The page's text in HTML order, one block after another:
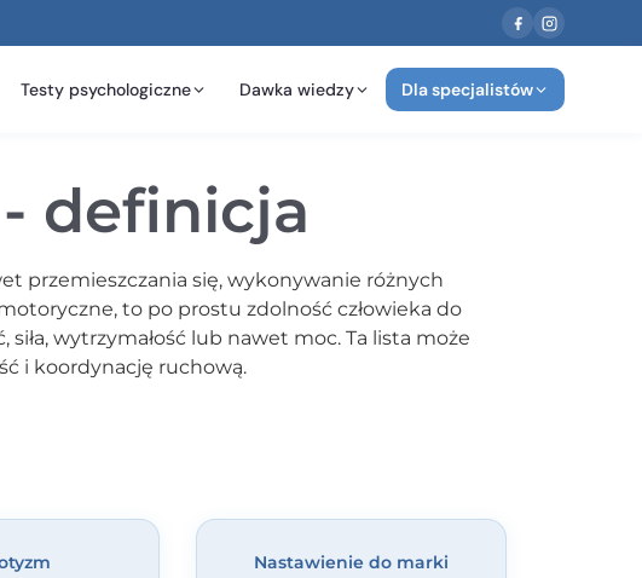
Testy psychologiczne Dawka wiedzy Dla specjalistów
definicja
przemieszczania się, wykonywanie różnych
to po prostu zdolność człowieka do
wytrzymałość lub nawet moc. Ta lista może
i koordynację ruchową.
Nastawienie do marki